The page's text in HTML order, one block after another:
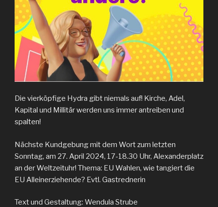
Die vierköpfige Hydra gibt niemals auf! Kirche, Adel,
Kapital und Millitär werden uns immer antreiben und
spalten!
Nächste Kundgebung mit dem Wort zum letzten
Sonntag, am 27. April 2024, 17-18.30 Uhr, Alexanderplatz
an der Weltzeituhr! Thema: EU Wahlen, wie tangiert die
EU Alleinerziehende? Evtl. Gastrednerin
Text und Gestaltung: Wendula Strube